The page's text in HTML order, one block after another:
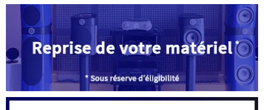
options
peuvent
être
choisies
sur
la
page
la